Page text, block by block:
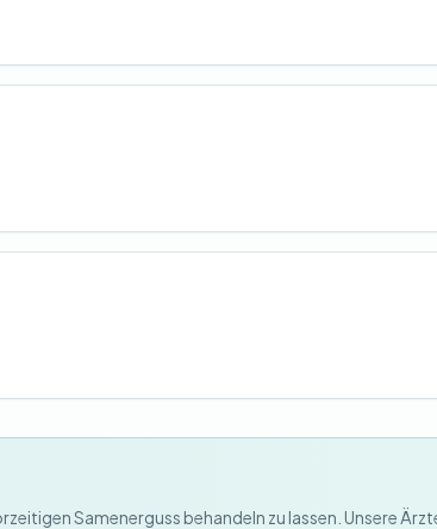
Samenerguss behandeln zu lassen. Unsere